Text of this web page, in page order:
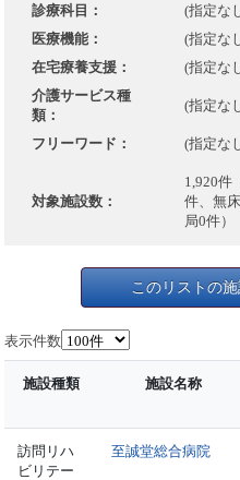
診療科目：
(指定な
医療機能：
(指定な
在宅療養支援：
(指定な
介護サービス種
類：
(指定な
フリーワード： (指定な
対象施設数：
1,920件
件、無
局0件）
このリストの
表示件数
施設種類 施設名称
訪問リハ
ビリテー
至誠堂総合病院